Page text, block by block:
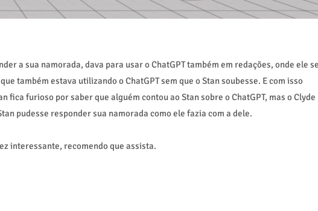
a sua namorada, dava para usar o ChatGPT também em redações, onde ele
também estava utilizando o ChatGPT sem que o Stan soubesse. E com isso
fica furioso por saber que alguém contou ao Stan sobre o ChatGPT, mas o Clyde
pudesse responder sua namorada como ele fazia com a dele.
interessante, recomendo que assista.